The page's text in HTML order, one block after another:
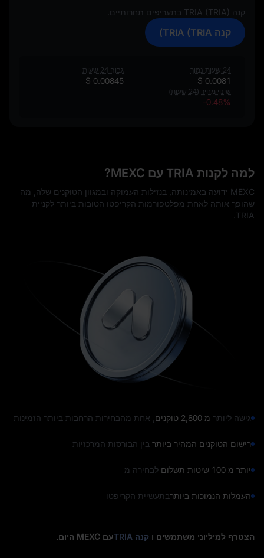
קנה TRIA (TRIA) בתעריפים תחרותיים.
קנה TRIA (TRIA)
24 שעות נמוך
$ 0.0081
גבוה 24 שעות
$ 0.00845
שינוי מחיר (24 שעות)
-0.48%
למה לקנות TRIA עם MEXC?
MEXC ידועה באמינותה, בנזילות העמוקה ובמגוון הטוקנים שלה, מה
שהופך אותה לאחת מפלטפורמות הקריפטו הטובות ביותר לקניית
TRIA.
גישה ליותר מ 2,800 טוקנים , אחת מהבחירות הרחבות ביותר הזמינות
רישום הטוקנים המהיר ביותר בין הבורסות המרכזיות
יותר מ 100 שיטות תשלום לבחירה מ
העמלות הנמוכות ביותרבתעשיית הקריפטו
הצטרף למיליוני משתמשים ו קנה TRIA עם MEXC היום.